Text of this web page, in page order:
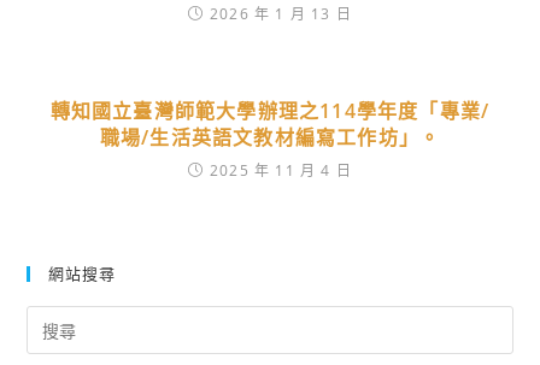
2026 年 1 月 13 日
轉知國立臺灣師範大學辦理之114學年度「專業/
職場/生活英語文教材編寫工作坊」。
2025 年 11 月 4 日
網站搜尋
for: